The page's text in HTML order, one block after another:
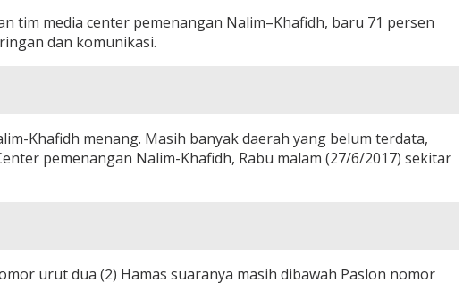
tim media center pemenangan Nalim–Khafidh, baru 71 persen
dan komunikasi.
Khafidh menang. Masih banyak daerah yang belum terdata,
pemenangan Nalim-Khafidh, Rabu malam (27/6/2017) sekitar
urut dua (2) Hamas suaranya masih dibawah Paslon nomor